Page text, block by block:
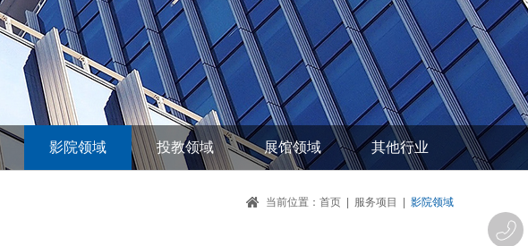
影院领域 投教领域 展馆领域 其他行业
当前位置： 首页 服务项目 影院领域